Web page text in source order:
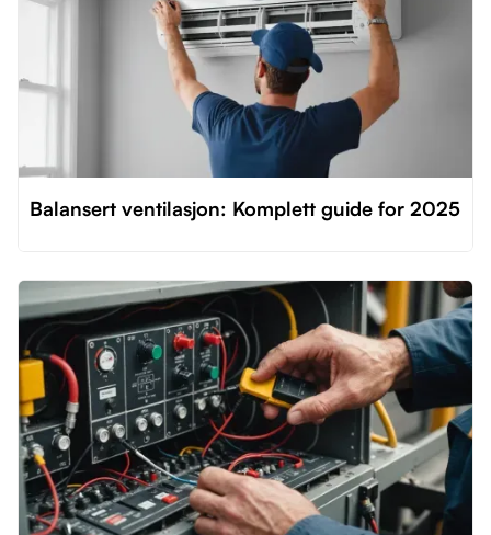
Balansert ventilasjon: Komplett guide for 2025